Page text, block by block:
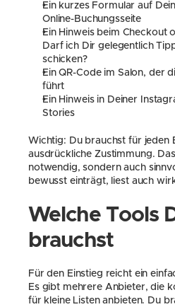
Ein kurzes Formular auf
Online-Buchungsseite
Ein Hinweis beim Checkout
Darf ich Dir gelegentlich
schicken?
Ein QR-Code im Salon, der
führt
Ein Hinweis in Deiner
Stories
Wichtig: Du brauchst für jeden
ausdrückliche Zustimmung.
notwendig, sondern auch
bewusst einträgt, liest auch
Welche Tools
brauchst
Für den Einstieg reicht ein
Es gibt mehrere Anbieter, die
für kleine Listen anbieten. Du